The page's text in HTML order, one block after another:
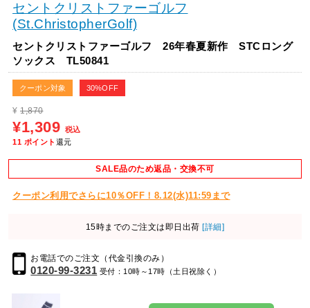
セントクリストファーゴルフ
(St.ChristopherGolf)
セントクリストファーゴルフ 26年春夏新作 STCロング
ソックス TL50841
クーポン対象 30%OFF
¥ 1,870
¥1,309 税込
11 ポイント 還元
SALE品のため返品・交換不可
クーポン利用でさらに10％OFF！8.12(水)11:59まで
15時までのご注文は即日出荷 [詳細]
お電話でのご注文（代金引換のみ）
0120-99-3231 受付：10時～17時（土日祝除く）